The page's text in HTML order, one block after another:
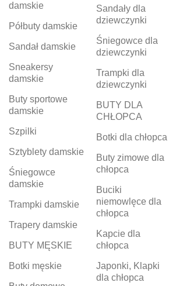
damskie
Półbuty damskie
Sandał damskie
Sneakersy
damskie
Buty sportowe
damskie
Szpilki
Sztyblety damskie
Śniegowce
damskie
Trampki damskie
Trapery damskie
BUTY MĘSKIE
Botki męskie
Sandały dla
dziewczynki
Śniegowce dla
dziewczynki
Trampki dla
dziewczynki
BUTY DLA
CHŁOPCA
Botki dla chłopca
Buty zimowe dla
chłopca
Buciki
niemowlęce dla
chłopca
Kapcie dla
chłopca
Japonki, Klapki
dla chłopca